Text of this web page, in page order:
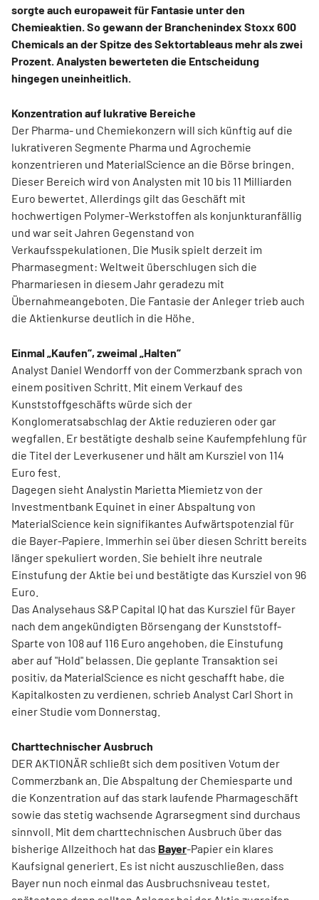
sorgte auch europaweit für Fantasie unter den
Chemieaktien. So gewann der Branchenindex Stoxx 600
Chemicals an der Spitze des Sektortableaus mehr als zwei
Prozent. Analysten bewerteten die Entscheidung
hingegen uneinheitlich.
Konzentration auf lukrative Bereiche
Der Pharma- und Chemiekonzern will sich künftig auf die
lukrativeren Segmente Pharma und Agrochemie
konzentrieren und MaterialScience an die Börse bringen.
Dieser Bereich wird von Analysten mit 10 bis 11 Milliarden
Euro bewertet. Allerdings gilt das Geschäft mit
hochwertigen Polymer-Werkstoffen als konjunkturanfällig
und war seit Jahren Gegenstand von
Verkaufsspekulationen. Die Musik spielt derzeit im
Pharmasegment: Weltweit überschlugen sich die
Pharmariesen in diesem Jahr geradezu mit
Übernahmeangeboten. Die Fantasie der Anleger trieb auch
die Aktienkurse deutlich in die Höhe.
Einmal „Kaufen“, zweimal „Halten“
Analyst Daniel Wendorff von der Commerzbank sprach von
einem positiven Schritt. Mit einem Verkauf des
Kunststoffgeschäfts würde sich der
Konglomeratsabschlag der Aktie reduzieren oder gar
wegfallen. Er bestätigte deshalb seine Kaufempfehlung für
die Titel der Leverkusener und hält am Kursziel von 114
Euro fest.
Dagegen sieht Analystin Marietta Miemietz von der
Investmentbank Equinet in einer Abspaltung von
MaterialScience kein signifikantes Aufwärtspotenzial für
die Bayer-Papiere. Immerhin sei über diesen Schritt bereits
länger spekuliert worden. Sie behielt ihre neutrale
Einstufung der Aktie bei und bestätigte das Kursziel von 96
Euro.
Das Analysehaus S&P Capital IQ hat das Kursziel für Bayer
nach dem angekündigten Börsengang der Kunststoff-
Sparte von 108 auf 116 Euro angehoben, die Einstufung
aber auf "Hold" belassen. Die geplante Transaktion sei
positiv, da MaterialScience es nicht geschafft habe, die
Kapitalkosten zu verdienen, schrieb Analyst Carl Short in
einer Studie vom Donnerstag.
Charttechnischer Ausbruch
DER AKTIONÄR schließt sich dem positiven Votum der
Commerzbank an. Die Abspaltung der Chemiesparte und
die Konzentration auf das stark laufende Pharmageschäft
sowie das stetig wachsende Agrarsegment sind durchaus
sinnvoll. Mit dem charttechnischen Ausbruch über das
bisherige Allzeithoch hat das Bayer-Papier ein klares
Kaufsignal generiert. Es ist nicht auszuschließen, dass
Bayer nun noch einmal das Ausbruchsniveau testet,